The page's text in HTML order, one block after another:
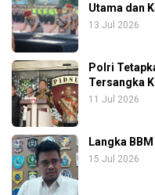
Utama dan
13 Jul 2026
Polri
Tersangka
11 Jul 2026
Langka
15 Jul 2026